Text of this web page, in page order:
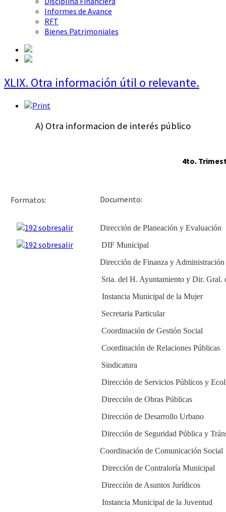
Informes de Avance
RFT
Bienes Patrimoniales
XLIX. Otra información útil o relevante.
A) Otra informacion de interés público
4to.
Formatos:
Dirección de Planeación y Evaluación
DIF Municipal
Dirección de Finanza y Administración
Sria. del H. Ayuntamiento y Dir. Gral.
Instancia Municipal de la Mujer
Secretaria Particular
Coordinación de Gestión Social
Coordinación de Relaciones Públicas
Sindicatura
Dirección de Servicios Públicos y
Dirección de Obras Públicas
Dirección de Desarrollo Urbano
Dirección de Seguridad Pública y
Coordinación de Comunicación Social
Dirección de Contraloría Municipal
Dirección de Asuntos Jurídicos
Instancia Municipal de la Juventud